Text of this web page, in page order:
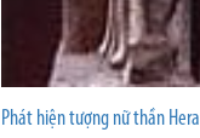
Phát hiện tượng nữ thần Hera